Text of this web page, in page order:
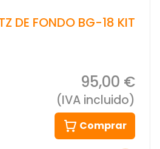
DE FONDO BG-18 KIT
95,00 €
(IVA incluido)
Comprar